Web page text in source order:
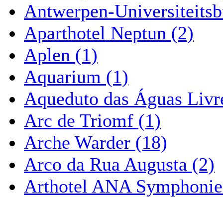
Antwerpen-
Aparthotel Neptun (2)
Aplen (1)
Aquarium (1)
Aqueduto das Águas
Arc de Triomf (1)
Arche Warder (18)
Arco da Rua Augusta (2)
Arthotel ANA